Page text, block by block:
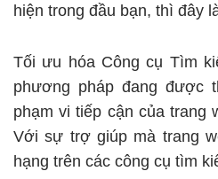
hiện trong đầu bạn, thì đây
Tối ưu hóa Công cụ Tìm
phương pháp đang được
phạm vi tiếp cận của trang
Với sự trợ giúp mà trang
hạng trên các công cụ tìm